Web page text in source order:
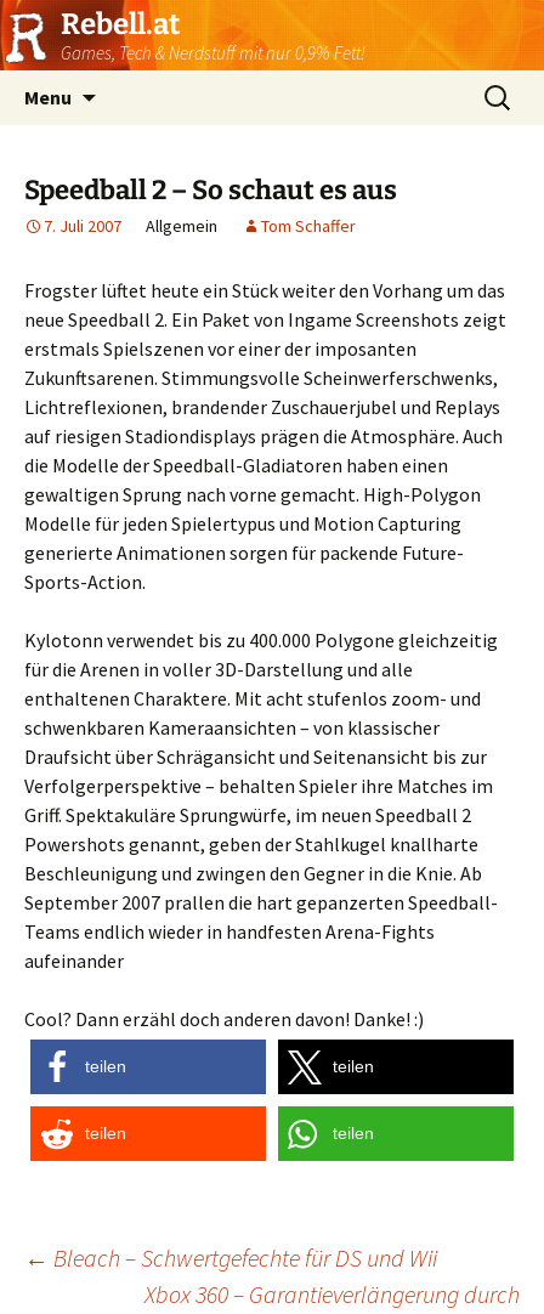
Rebell.at
Games, Tech & Nerdstuff mit nur 0,9% Fett!
Menu
Suchen
nach:
Speedball 2 – So schaut es aus
7. Juli 2007 Allgemein Tom Schaffer
Frogster lüftet heute ein Stück weiter den Vorhang um das
neue Speedball 2. Ein Paket von Ingame Screenshots zeigt
erstmals Spielszenen vor einer der imposanten
Zukunftsarenen. Stimmungsvolle Scheinwerferschwenks,
Lichtreflexionen, brandender Zuschauerjubel und Replays
auf riesigen Stadiondisplays prägen die Atmosphäre. Auch
die Modelle der Speedball-Gladiatoren haben einen
gewaltigen Sprung nach vorne gemacht. High-Polygon
Modelle für jeden Spielertypus und Motion Capturing
generierte Animationen sorgen für packende Future-
Sports-Action.
Kylotonn verwendet bis zu 400.000 Polygone gleichzeitig
für die Arenen in voller 3D-Darstellung und alle
enthaltenen Charaktere. Mit acht stufenlos zoom- und
schwenkbaren Kameraansichten – von klassischer
Draufsicht über Schrägansicht und Seitenansicht bis zur
Verfolgerperspektive – behalten Spieler ihre Matches im
Griff. Spektakuläre Sprungwürfe, im neuen Speedball 2
Powershots genannt, geben der Stahlkugel knallharte
Beschleunigung und zwingen den Gegner in die Knie. Ab
September 2007 prallen die hart gepanzerten Speedball-
Teams endlich wieder in handfesten Arena-Fights
aufeinander
Cool? Dann erzähl doch anderen davon! Danke! :)
teilen teilen
teilen teilen
Post
← Bleach – Schwertgefechte für DS und Wii
Xbox 360 – Garantieverlängerung durch